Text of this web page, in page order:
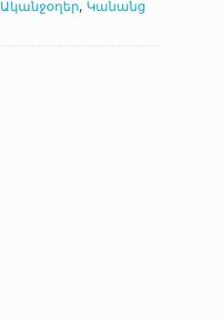
Ականջօղեր, Կանանց